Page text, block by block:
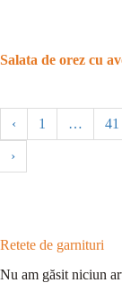
Salata de orez cu
‹ 1 … 41
›
Retete de garnituri
Nu am găsit niciun